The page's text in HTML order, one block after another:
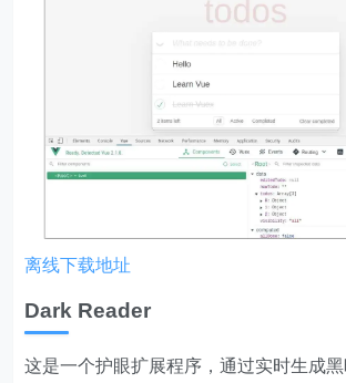
离线下载地址
Dark Reader
这是一个护眼扩展程序，通过实时生成